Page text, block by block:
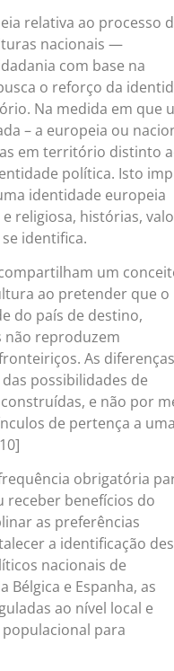
relativa ao processo
nacionais —
com base na
o reforço da
Na medida em que
– a europeia ou
em território distinto
política. Isto
identidade europeia
religiosa, histórias,
identifica.
um
ao pretender que o
do país de destino,
não reproduzem
As diferenças
possibilidades de
e não por
de pertença a
obrigatória
receber benefícios do
as preferências
a identificação
nacionais de
e Espanha, as
ao nível local e
para